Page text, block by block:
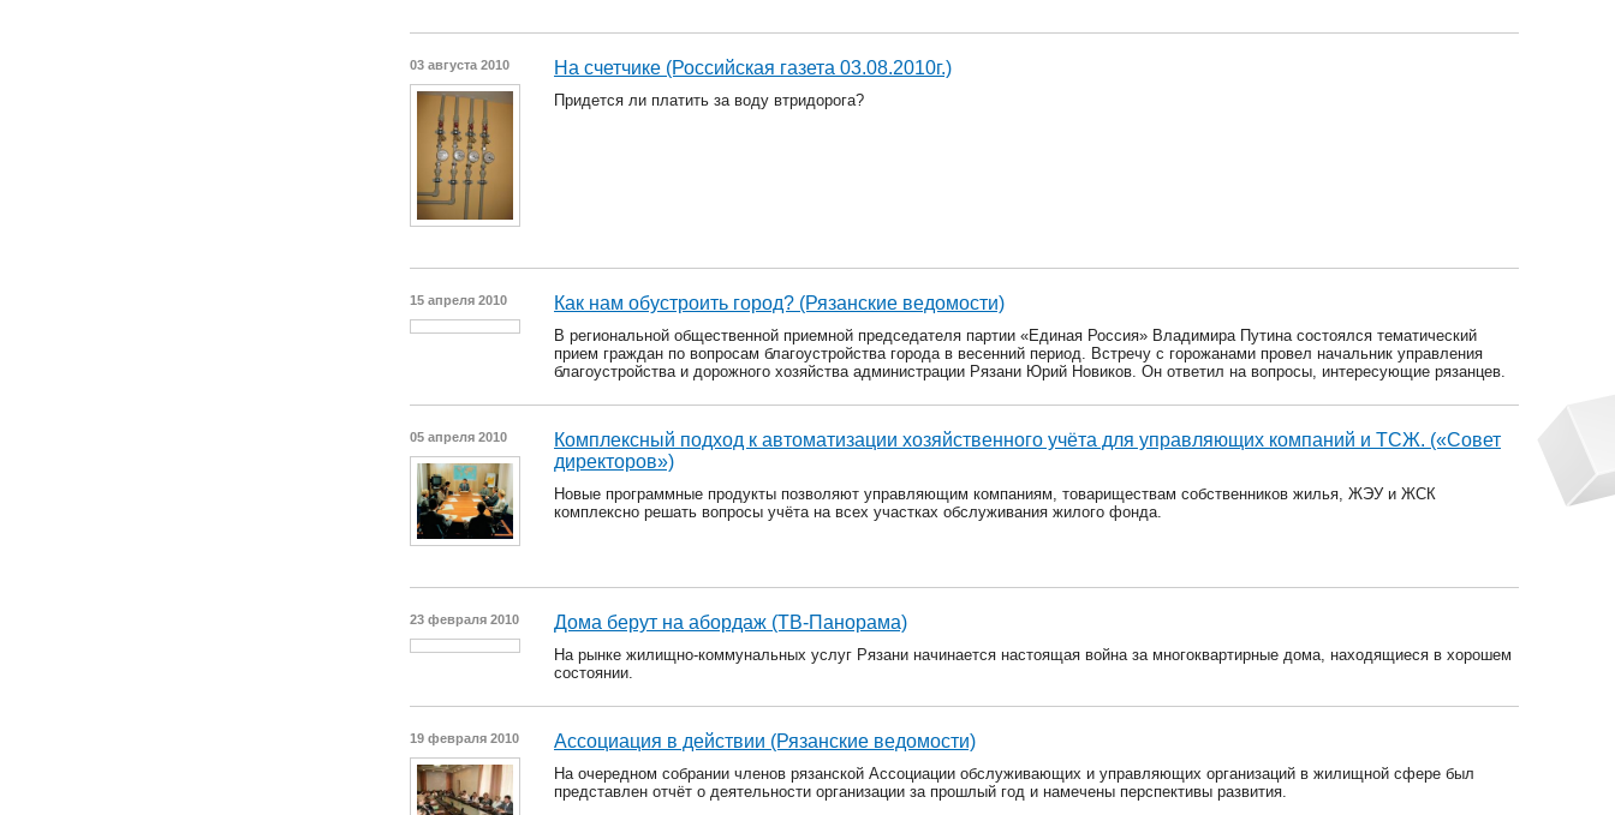
03 августа 2010 На счетчике (Российская газета 03.08.2010г.)
Придется ли платить за воду втридорога?
15 апреля 2010 Как нам обустроить город? (Рязанские ведомости)
В региональной общественной приемной председателя партии «Единая Россия» Владимира Путина состоялся тематический
прием граждан по вопросам благоустройства города в весенний период. Встречу с горожанами провел начальник управления
благоустройства и дорожного хозяйства администрации Рязани Юрий Новиков. Он ответил на вопросы, интересующие рязанцев.
05 апреля 2010
Комплексный подход к автоматизации хозяйственного учёта для управляющих компаний и ТСЖ. («Совет
директоров»)
Новые программные продукты позволяют управляющим компаниям, товариществам собственников жилья, ЖЭУ и ЖСК
комплексно решать вопросы учёта на всех участках обслуживания жилого фонда.
23 февраля 2010 Дома берут на абордаж (ТВ-Панорама)
На рынке жилищно-коммунальных услуг Рязани начинается настоящая война за многоквартирные дома, находящиеся в хорошем
состоянии.
19 февраля 2010 Ассоциация в действии (Рязанские ведомости)
На очередном собрании членов рязанской Ассоциации обслуживающих и управляющих организаций в жилищной сфере был
представлен отчёт о деятельности организации за прошлый год и намечены перспективы развития.